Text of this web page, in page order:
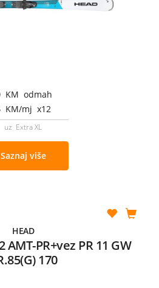
KM odmah
KM/mj x12
uz Extra XL
Saznaj više
HEAD
AMT-PR+vez PR 11 GW
170